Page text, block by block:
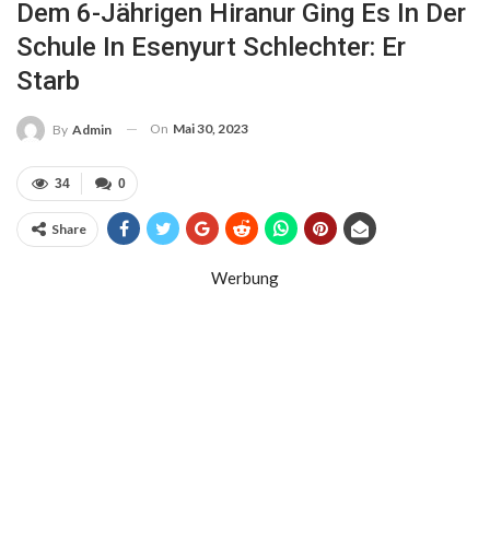
Dem 6-Jährigen Hiranur Ging Es In Der
Schule In Esenyurt Schlechter: Er
Starb
By Admin On Mai 30, 2023
0
34
Share
Werbung